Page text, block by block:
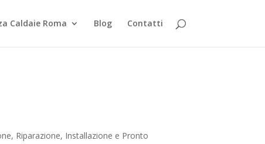
Caldaie Roma Blog Contatti
Riparazione, Installazione e Pronto